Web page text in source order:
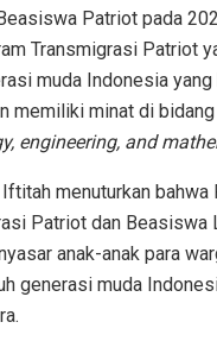
Patriot pada
Transmigrasi Patriot
muda Indonesia
memiliki minat di bidang
engineering, and
menuturkan bahwa
Patriot dan Beasiswa
anak-anak para
generasi muda